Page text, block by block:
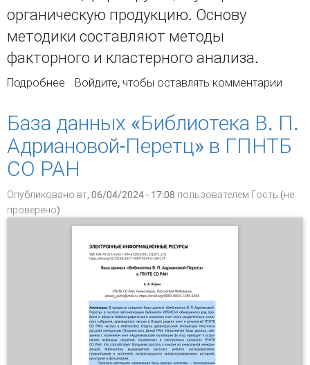
органическую продукцию. Основу
методики составляют методы
факторного и кластерного анализа.
Подробнее о Эффективное размещение производства
регионам России
Войдите, чтобы оставлять комментарии
База данных «Библиотека В. П.
Адриановой-Перетц» в ГПНТБ
СО РАН
Опубликовано вт, 06/04/2024 - 17:08 пользователем Гость (не
проверено)